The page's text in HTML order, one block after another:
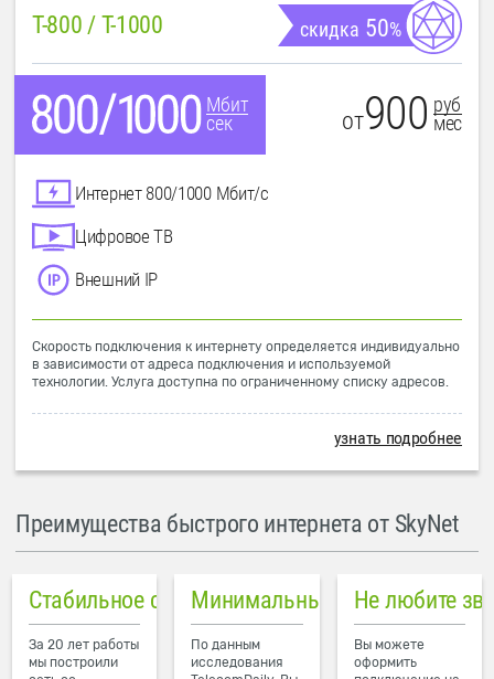
T-800 / T-1000 скидка 50%
Мбит
сек
от900 руб
мес
Интернет 800/1000 Мбит/с
Цифровое ТВ
Внешний IP
Скорость подключения к интернету определяется индивидуально
в зависимости от адреса подключения и используемой
технологии. Услуга доступна по ограниченному списку адресов.
узнать подробнее
Преимущества быстрого интернета от SkyNet
Стабильное соединение
За 20 лет работы
мы построили
Минимальный пинг в городе
По данным
исследования
Не любите
Вы можете
оформить